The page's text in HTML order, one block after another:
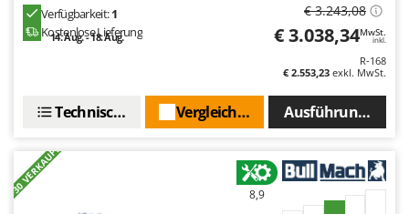
Verfügbarkeit:1
Kostenlose Lieferung
14. Aug. - 18. Aug.
€ 3.243,08
€ 3.038,34MwSt.
inkl.
R-168
€ 2.553,23 exkl. MwSt.
Ausführungen(2)
Vergleichen Sie
Technische Daten
+30 VERKAUFT 8,9